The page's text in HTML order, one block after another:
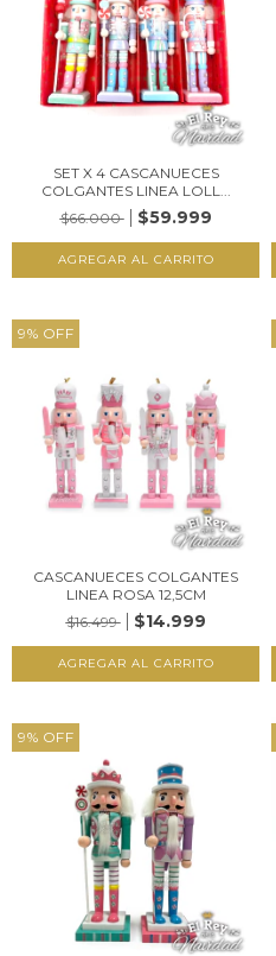
SET X 4 CASCANUECES
COLGANTES LINEA LOLL...
$66.000
$59.999
9% OFF
CASCANUECES COLGANTES
LINEA ROSA 12,5CM
$16.499
$14.999
9% OFF